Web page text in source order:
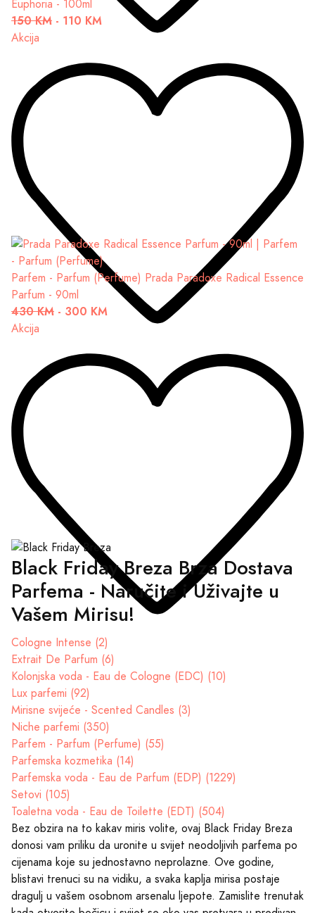
Euphoria - 100ml
150 KM - 110 KM
Akcija
Parfem - Parfum (Perfume) Prada Paradoxe Radical Essence
Parfum - 90ml
430 KM - 300 KM
Akcija
Black Friday Breza Brza Dostava
Parfema - Naručite i Uživajte u
Vašem Mirisu!
Cologne Intense (2)
Extrait De Parfum (6)
Kolonjska voda - Eau de Cologne (EDC) (10)
Lux parfemi (92)
Mirisne svijeće - Scented Candles (3)
Niche parfemi (350)
Parfem - Parfum (Perfume) (55)
Parfemska kozmetika (14)
Parfemska voda - Eau de Parfum (EDP) (1229)
Setovi (105)
Toaletna voda - Eau de Toilette (EDT) (504)
Bez obzira na to kakav miris volite, ovaj Black Friday Breza
donosi vam priliku da uronite u svijet neodoljivih parfema po
cijenama koje su jednostavno neprolazne. Ove godine,
blistavi trenuci su na vidiku, a svaka kaplja mirisa postaje
dragulj u vašem osobnom arsenalu ljepote. Zamislite trenutak